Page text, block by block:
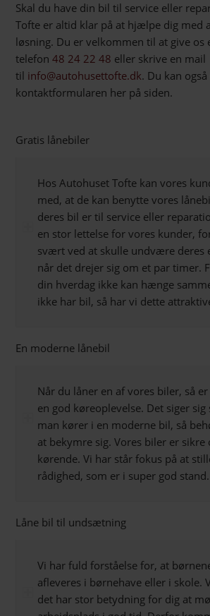
Skal du have din bil til service eller
Tofte er altid klar på at hjælpe dig med
løsning. Du er velkommen til at give os
telefon48 24 22 48 eller skrive en mail
til info@autohusettofte.dk. Du kan
kontaktformularen her på siden.
Gratis lånebiler
Hos Autohuset Tofte kan vores
med, at de kan benytte vores
deres bil er til service eller
en stor lettelse for vores kunder,
svært ved at skulle undvære deres
når det drejer sig om et par timer.
din hverdag ikke kan hænge
ikke har bil, så har vi dette
En moderne lånebil
Når du låner en af vores biler, så
en god køreoplevelse. Det siger sig
man kører i en moderne bil, så
at bekymre sig. Vores biler er sikre
kørende. Vi har står fokus på at
rådighed, som er i super god stand.
Låne bil til undsætning
Vi har fuld forståelse for, at
afleveres i børnehave eller i skole.
det har stor betydning for dig at